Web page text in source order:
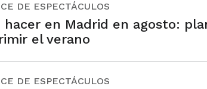
DE ESPECTÁCULOS
hacer en Madrid en agosto:
el verano
DE ESPECTÁCULOS